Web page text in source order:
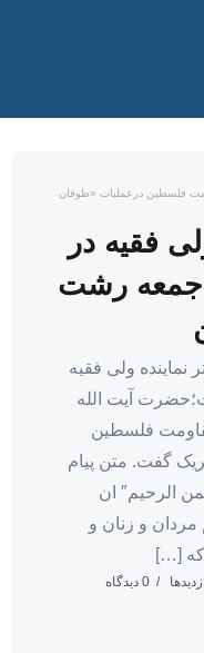
فلسطین درعملیات «طوفان
فقیه در
جمعه رشت
نماینده ولی فقیه
آیت الله
فلسطین
گفت. متن پیام
الرحیم″ ‏ان
مردان و زنان و
که […]
0 دیدگاه